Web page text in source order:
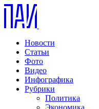
Новости
Статьи
Фото
Видео
Инфографика
Рубрики
Политика
Экономика